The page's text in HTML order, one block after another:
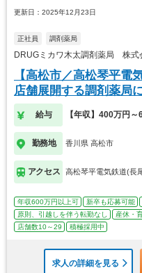
更新日：2025年12月23日
正社員 調剤薬局
DRUGミカワ木太調剤薬局 株式
【高松市／高松琴平電
店舗展開する調剤薬局
給与 【年収】400万円
勤務地 香川県 高松市
アクセス 高松琴平電気鉄道(長
年収600万円以上可 新卒も応募可能
原則、引越しを伴う転勤なし
産休・
店舗数10～29
積極採用中
求人の詳細を見る